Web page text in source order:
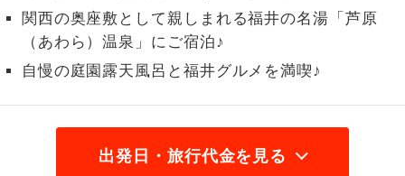
関西の奥座敷として親しまれる福井の名湯「芦原
（あわら）温泉」にご宿泊♪
自慢の庭園露天風呂と福井グルメを満喫♪
出発日・旅行代金を見る
1名様催行
1名様から出発可能な個人型プランで
2名様催行
2名様から出発可能な個人型プランで
おひとり様参
おひとり様限定でご参加いただけるコー
スです。